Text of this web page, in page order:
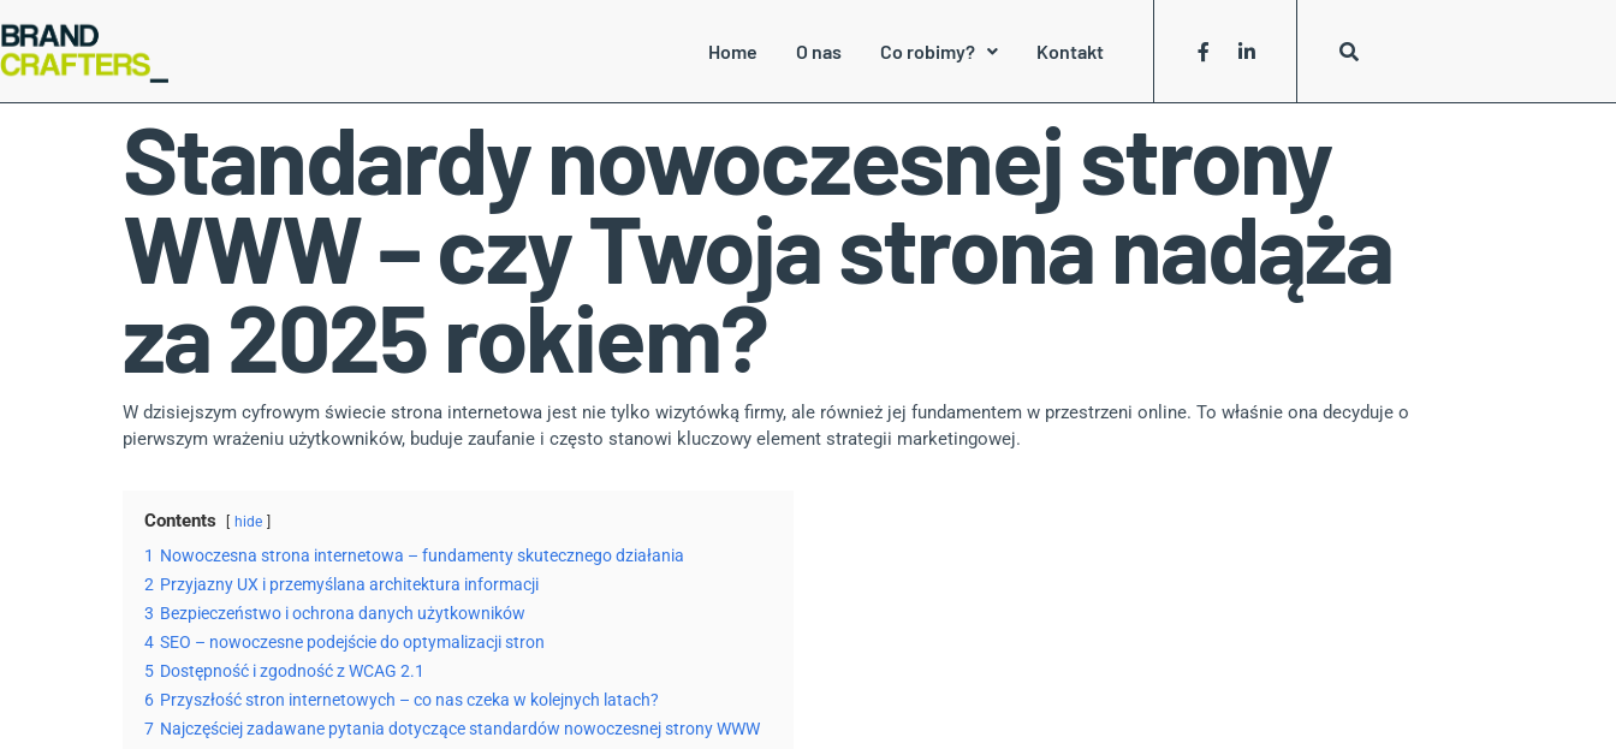
Home O nas Co robimy? Kontakt
Standardy nowoczesnej strony
WWW – czy Twoja strona nadąża
za 2025 rokiem?
W dzisiejszym cyfrowym świecie strona internetowa jest nie tylko wizytówką firmy, ale również jej fundamentem w przestrzeni online. To właśnie ona decyduje o
pierwszym wrażeniu użytkowników, buduje zaufanie i często stanowi kluczowy element strategii marketingowej.
Contents hide
1 Nowoczesna strona internetowa – fundamenty skutecznego działania
2 Przyjazny UX i przemyślana architektura informacji
3 Bezpieczeństwo i ochrona danych użytkowników
4 SEO – nowoczesne podejście do optymalizacji stron
5 Dostępność i zgodność z WCAG 2.1
6 Przyszłość stron internetowych – co nas czeka w kolejnych latach?
7 Najczęściej zadawane pytania dotyczące standardów nowoczesnej strony WWW